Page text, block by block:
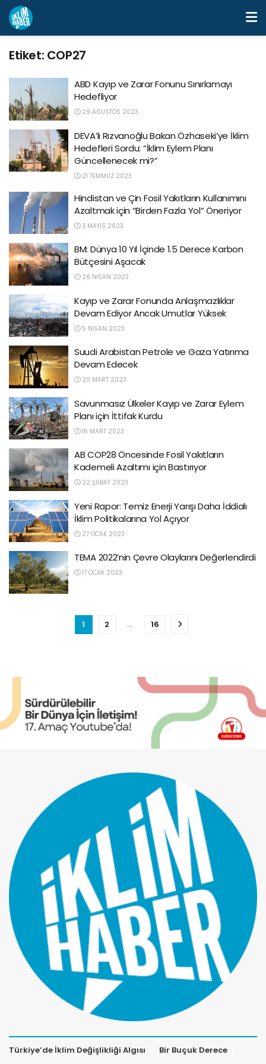
Etiket: COP27
ABD Kayıp ve Zarar Fonunu Sınırlamayı
Hedefliyor
29 AĞUSTOS 2023
DEVA’lı Rızvanoğlu Bakan Özhaseki’ye İklim
Hedefleri Sordu: “İklim Eylem Planı
Güncellenecek mi?”
21 TEMMUZ 2023
Hindistan ve Çin Fosil Yakıtların Kullanımını
Azaltmak için “Birden Fazla Yol” Öneriyor
3 MAYIS 2023
BM: Dünya 10 Yıl İçinde 1.5 Derece Karbon
Bütçesini Aşacak
26 NISAN 2023
Kayıp ve Zarar Fonunda Anlaşmazlıklar
Devam Ediyor Ancak Umutlar Yüksek
5 NISAN 2023
Suudi Arabistan Petrole ve Gaza Yatırıma
Devam Edecek
20 MART 2023
Savunmasız Ülkeler Kayıp ve Zarar Eylem
Planı için İttifak Kurdu
16 MART 2023
AB COP28 Öncesinde Fosil Yakıtların
Kademeli Azaltımı için Bastırıyor
22 ŞUBAT 2023
Yeni Rapor: Temiz Enerji Yarışı Daha İddialı
İklim Politikalarına Yol Açıyor
27 OCAK 2023
TEMA 2022’nin Çevre Olaylarını Değerlendirdi
17 OCAK 2023
1 2 … 16
Türkiye’de İklim Değişlikliği Algısı
Bir Buçuk Derece